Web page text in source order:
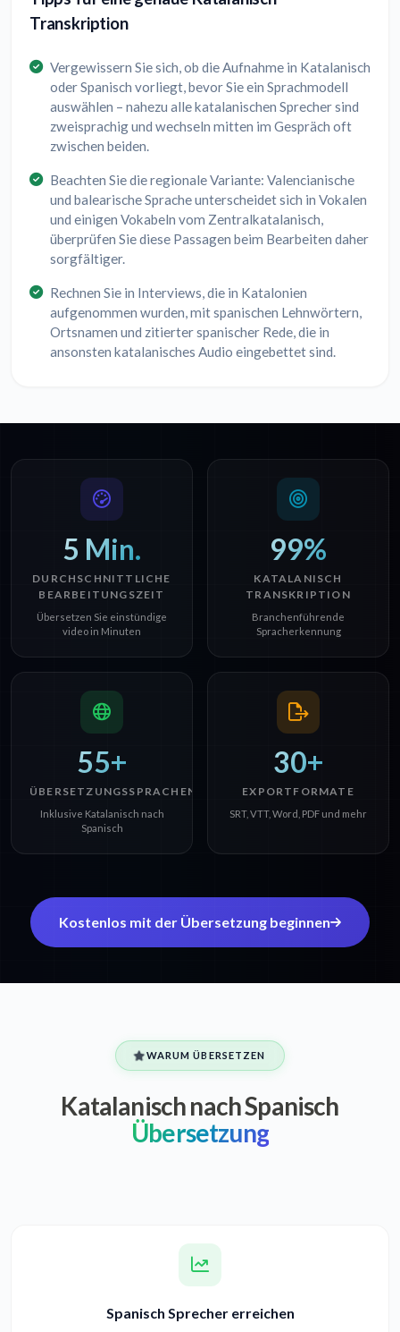
Transkription
Vergewissern Sie sich, ob die Aufnahme in Katalanisch
oder Spanisch vorliegt, bevor Sie ein Sprachmodell
auswählen – nahezu alle katalanischen Sprecher sind
zweisprachig und wechseln mitten im Gespräch oft
zwischen beiden.
Beachten Sie die regionale Variante: Valencianische
und balearische Sprache unterscheidet sich in Vokalen
und einigen Vokabeln vom Zentralkatalanisch,
überprüfen Sie diese Passagen beim Bearbeiten daher
sorgfältiger.
Rechnen Sie in Interviews, die in Katalonien
aufgenommen wurden, mit spanischen Lehnwörtern,
Ortsnamen und zitierter spanischer Rede, die in
ansonsten katalanisches Audio eingebettet sind.
5 Min.
DURCHSCHNITTLICHE
BEARBEITUNGSZEIT
Übersetzen Sie einstündige
video in Minuten
99%
KATALANISCH
TRANSKRIPTION
Branchenführende
Spracherkennung
55+
ÜBERSETZUNGSSPRACHEN
Inklusive Katalanisch nach
Spanisch
30+
EXPORTFORMATE
SRT, VTT, Word, PDF und mehr
Kostenlos mit der Übersetzung beginnen
WARUM ÜBERSETZEN
Katalanisch nach Spanisch
Übersetzung
Spanisch Sprecher erreichen